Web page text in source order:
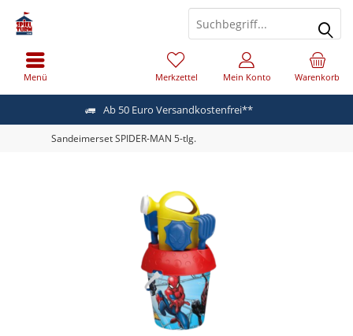
Ab 50 Euro Versandkostenfrei**
Menü Warenkorb
Merkzettel Mein Konto
Sandeimerset SPIDER-MAN 5-tlg.